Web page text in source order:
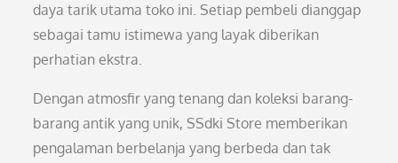
daya tarik utama toko ini. Setiap pembeli dianggap
sebagai tamu istimewa yang layak diberikan
perhatian ekstra.
Dengan atmosfir yang tenang dan koleksi barang-
barang antik yang unik, SSdki Store memberikan
pengalaman berbelanja yang berbeda dan tak